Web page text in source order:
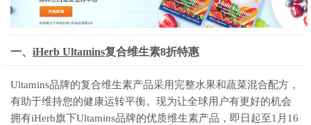
一、 iHerb Ultamins复合维生素8折特惠
Ultamins品牌的复合维生素产品采用完整水果和蔬菜混合配方，
有助于维持您的健康运转平衡。现为让全球用户有更好的机会
拥有iHerb旗下Ultamins品牌的优质维生素产品，即日起至1月16